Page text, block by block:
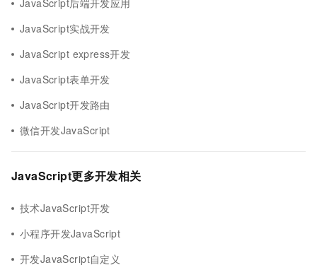
JavaScript后端开发应用
JavaScript实战开发
JavaScript express开发
JavaScript表单开发
JavaScript开发路由
微信开发JavaScript
JavaScript更多开发相关
技术JavaScript开发
小程序开发JavaScript
开发JavaScript自定义